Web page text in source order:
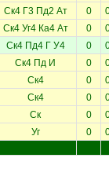
Ск4 Г3 Пд2 Ат 0
Ск4 Уг4 Ка4 Ат 0
Ск4 Пд4 Г У4 0
Ск4 Пд И 0
Ск4 0
Ск4 0
Ск 0
Уг 0